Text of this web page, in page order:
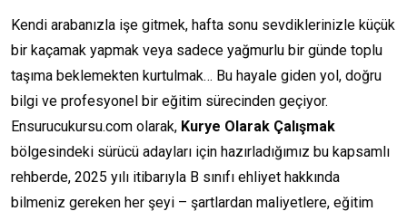
Kendi arabanızla işe gitmek, hafta sonu sevdiklerinizle küçük
bir kaçamak yapmak veya sadece yağmurlu bir günde toplu
taşıma beklemekten kurtulmak… Bu hayale giden yol, doğru
bilgi ve profesyonel bir eğitim sürecinden geçiyor.
Ensurucukursu.com olarak, Kurye Olarak Çalışmak
bölgesindeki sürücü adayları için hazırladığımız bu kapsamlı
rehberde, 2025 yılı itibarıyla B sınıfı ehliyet hakkında
bilmeniz gereken her şeyi – şartlardan maliyetlere, eğitim